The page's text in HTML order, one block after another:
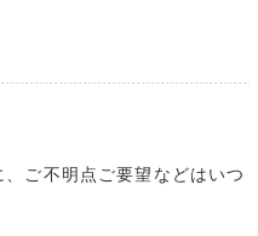
ご不明点ご要望などはいつ